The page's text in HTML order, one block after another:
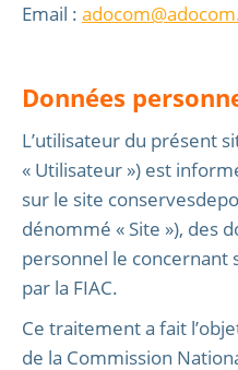
Email :
Données
L’utilisateur du présent
« Utilisateur ») est
sur le site
dénommé « Site »), des
personnel le concernant
par la FIAC.
Ce traitement a fait
de la Commission